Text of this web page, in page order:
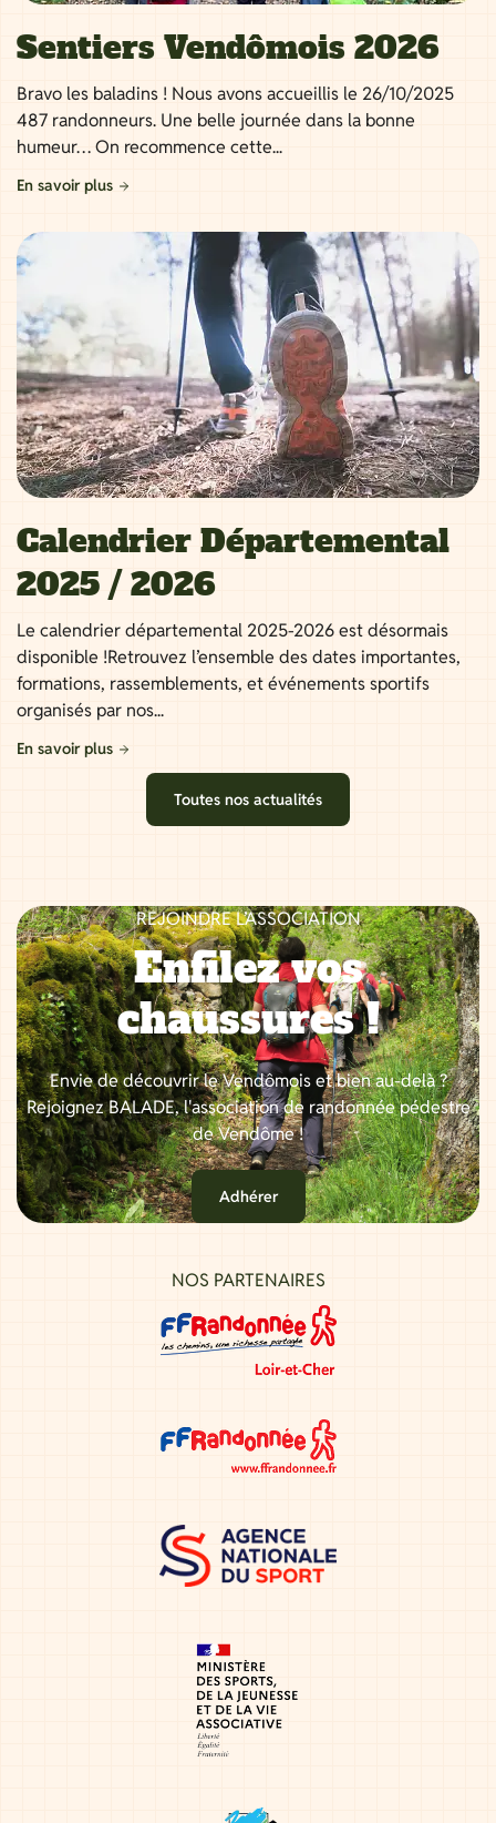
Sentiers Vendômois 2026
Bravo les baladins ! Nous avons accueillis le 26/10/2025
487 randonneurs. Une belle journée dans la bonne
humeur… On recommence cette...
En savoir plus
Calendrier Départemental
2025 / 2026
Le calendrier départemental 2025-2026 est désormais
disponible !Retrouvez l’ensemble des dates importantes,
formations, rassemblements, et événements sportifs
organisés par nos...
En savoir plus
Toutes nos actualités
REJOINDRE L’ASSOCIATION
Enfilez vos
chaussures !
Envie de découvrir le Vendômois et bien au-delà ?
Rejoignez BALADE, l'association de randonnée pédestre
de Vendôme !
Adhérer
NOS PARTENAIRES